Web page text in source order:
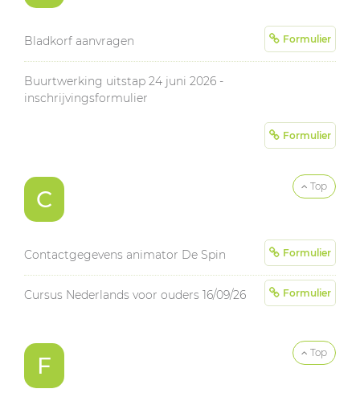
Bladkorf aanvragen Formulier
Buurtwerking uitstap 24 juni 2026 -
inschrijvingsformulier
Formulier
C
Contactgegevens animator De Spin Formulier
Cursus Nederlands voor ouders 16/09/26 Formulier
Top
F Top